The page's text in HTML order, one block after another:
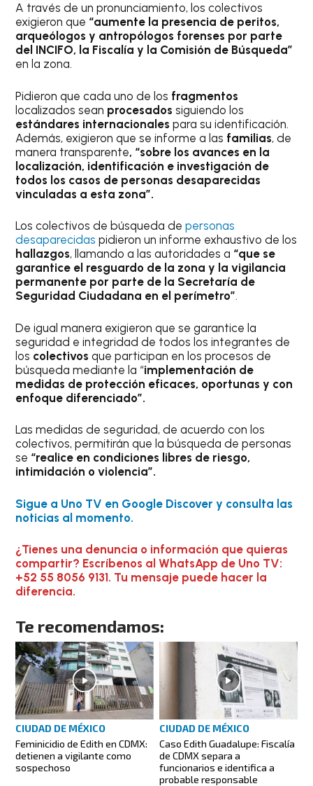
A través de un pronunciamiento, los colectivos
exigieron que “aumente la presencia de peritos,
arqueólogos y antropólogos forenses por parte
del INCIFO, la Fiscalía y la Comisión de Búsqueda”
en la zona.
Pidieron que cada uno de los fragmentos
localizados sean procesadossiguiendo los
estándares internacionalespara su identificación.
Además, exigieron que se informe a las familias, de
manera transparente, “sobre los avances en la
localización, identificación e investigación de
todos los casos de personas desaparecidas
vinculadas a esta zona”.
Los colectivos de búsqueda depersonas
desaparecidas pidieron un informe exhaustivo de los
hallazgos, llamando a las autoridades a “que se
garantice el resguardo de la zona y la vigilancia
permanente por parte de la Secretaría de
Seguridad Ciudadana en el perímetro”.
De igual manera exigieron que se garantice la
seguridad e integridad de todos los integrantes de
los colectivosque participan en los procesos de
búsqueda mediante la “implementación de
medidas de protección eficaces, oportunas y con
enfoque diferenciado”.
Las medidas de seguridad, de acuerdo con los
colectivos, permitirán que la búsqueda de personas
se “realice en condiciones libres de riesgo,
intimidación o violencia”.
Sigue a Uno TV en Google Discover y consulta las
noticias al momento.
¿Tienes una denuncia o información que quieras
compartir? Escríbenos al WhatsApp de Uno TV:
+52 55 8056 9131. Tu mensaje puede hacer la
diferencia.
Te recomendamos:
CIUDAD DE MÉXICO
Feminicidio de Edith en CDMX:
detienen a vigilante como
sospechoso
CIUDAD DE MÉXICO
Caso Edith Guadalupe: Fiscalía
de CDMX separa a
funcionarios e identifica a
probable responsable